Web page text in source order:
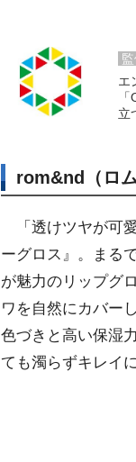
エ
立
rom&nd（ロ
「透けツヤが可
ーグロス』。まる
が魅力のリップグ
ワを自然にカバー
色づきと高い保湿
ても濁らずキレイ